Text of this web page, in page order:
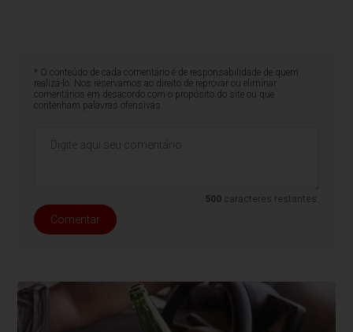
* O conteúdo de cada comentário é de responsabilidade de quem
realizá-lo. Nos reservamos ao direito de reprovar ou eliminar
comentários em desacordo com o propósito do site ou que
contenham palavras ofensivas.
500 caracteres restantes.
Comentar